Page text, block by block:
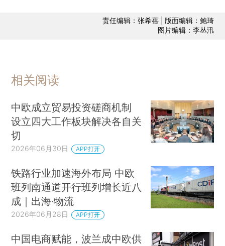
责任编辑：张希蓓 | 版面编辑：鲍琦
图片编辑：李丛汛
相关阅读
中欧成立贸易投资磋商机制
设立四大工作板块解决各自关
切
2026年06月30日 APP打开
铁路行业加速海外布局 中欧
班列南通道开行班列增长近八
成｜出海·物流
2026年06月28日 APP打开
中国电商赋能，波兰成中欧供